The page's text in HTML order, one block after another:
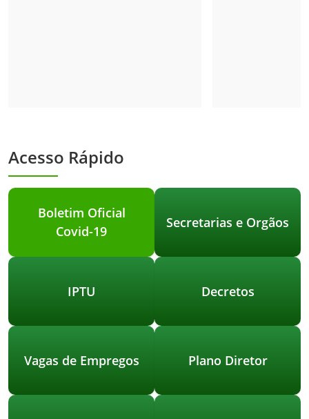
Acesso Rápido
Boletim Oficial
Covid-19
Secretarias e Orgãos
IPTU Decretos
Vagas de Empregos Plano Diretor